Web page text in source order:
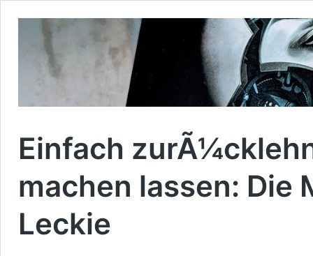
Einfach
machen lassen: Die
Leckie